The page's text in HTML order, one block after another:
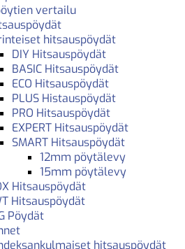
vertailu
hitsauspöydät
DIY Hitsauspöydät
BASIC Hitsauspöydät
ECO Hitsauspöydät
PLUS Histauspöydät
PRO Hitsauspöydät
EXPERT Hitsauspöydät
SMART Hitsauspöydät
12mm pöytälevy
15mm pöytälevy
Hitsauspöydät
Hitsauspöydät
Pöydät
hitsauspöydät